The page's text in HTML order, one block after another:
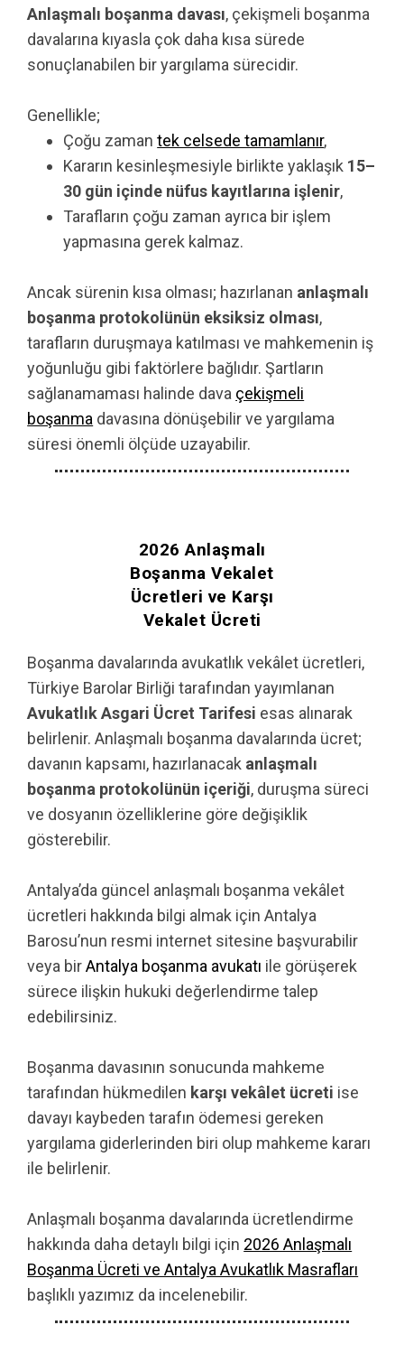
Anlaşmalı boşanma davası, çekişmeli boşanma
davalarına kıyasla çok daha kısa sürede
sonuçlanabilen bir yargılama sürecidir.
Genellikle;
Çoğu zaman tek celsede tamamlanır,
Kararın kesinleşmesiyle birlikte yaklaşık 15–
30 gün içinde nüfus kayıtlarına işlenir,
Tarafların çoğu zaman ayrıca bir işlem
yapmasına gerek kalmaz.
Ancak sürenin kısa olması; hazırlanan anlaşmalı
boşanma protokolünün eksiksiz olması,
tarafların duruşmaya katılması ve mahkemenin iş
yoğunluğu gibi faktörlere bağlıdır. Şartların
sağlanamaması halinde dava çekişmeli
boşanma davasına dönüşebilir ve yargılama
süresi önemli ölçüde uzayabilir.
2026 Anlaşmalı
Boşanma Vekalet
Ücretleri ve Karşı
Vekalet Ücreti
Boşanma davalarında avukatlık vekâlet ücretleri,
Türkiye Barolar Birliği tarafından yayımlanan
Avukatlık Asgari Ücret Tarifesi esas alınarak
belirlenir. Anlaşmalı boşanma davalarında ücret;
davanın kapsamı, hazırlanacak anlaşmalı
boşanma protokolünün içeriği, duruşma süreci
ve dosyanın özelliklerine göre değişiklik
gösterebilir.
Antalya’da güncel anlaşmalı boşanma vekâlet
ücretleri hakkında bilgi almak için Antalya
Barosu’nun resmi internet sitesine başvurabilir
veya birAntalya boşanma avukatı ile görüşerek
sürece ilişkin hukuki değerlendirme talep
edebilirsiniz.
Boşanma davasının sonucunda mahkeme
tarafından hükmedilen karşı vekâlet ücreti ise
davayı kaybeden tarafın ödemesi gereken
yargılama giderlerinden biri olup mahkeme kararı
ile belirlenir.
Anlaşmalı boşanma davalarında ücretlendirme
hakkında daha detaylı bilgi için 2026 Anlaşmalı
Boşanma Ücreti ve Antalya Avukatlık Masrafları
başlıklı yazımız da incelenebilir.